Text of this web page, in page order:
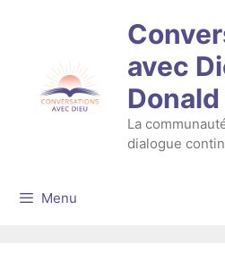
avec
La
dialogue
Menu